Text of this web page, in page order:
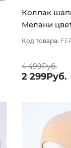
Колпак
Мелани
светлый
Код товара:
4 499Руб.
2 299Руб.